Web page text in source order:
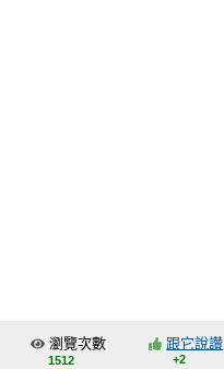
交流中心
瀏覽次數
1512
跟它說讚
+2